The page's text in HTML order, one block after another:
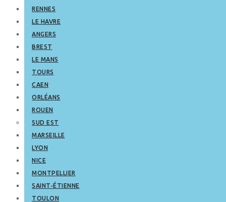
RENNES
LE HAVRE
ANGERS
BREST
LE MANS
TOURS
CAEN
ORLÉANS
ROUEN
SUD EST
MARSEILLE
LYON
NICE
MONTPELLIER
SAINT-ÉTIENNE
TOULON